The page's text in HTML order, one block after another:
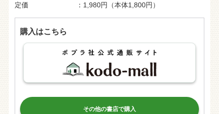
定価
1,980円（本体1,800円）
購入はこちら
その他の書店で購入